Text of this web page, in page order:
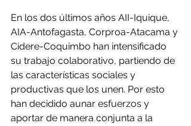
En los dos últimos años AII-Iquique,
AIA-Antofagasta, Corproa-Atacama y
Cidere-Coquimbo han intensificado
su trabajo colaborativo, partiendo de
las características sociales y
productivas que los unen. Por esto
han decidido aunar esfuerzos y
aportar de manera conjunta a la